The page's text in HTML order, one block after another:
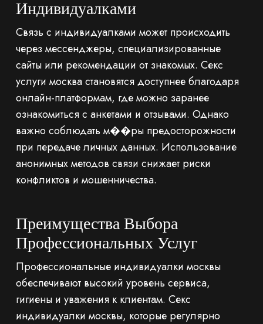
Индивидуалками
Связь с индивидуалками может происходить
через мессенджеры, специализированные
сайты или рекомендации от знакомых. Секс
услуги москва становятся доступнее благодаря
онлайн-платформам, где можно заранее
ознакомиться с анкетами и отзывами. Однако
важно соблюдать м��ры предосторожности
при передаче личных данных. Использование
анонимных методов связи снижает риски
конфликтов и мошенничества.
Преимущества Выбора
Профессиональных Услуг
Профессиональные индивидуалки москвы
обеспечивают высокий уровень сервиса,
гигиены и уважения к клиентам. Секс
индивидуалки москвы, которые регулярно